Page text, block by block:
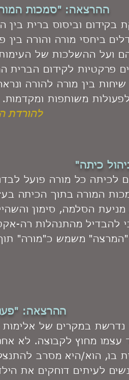
ההרצאה: "סמכות
בקידום וביסוס ברית בין
ביחסי מורה והורה
ועל ההשלכות של
פרקטיות לקידום הברית
שיחות בין מורה להורה
לפעולות משותפות ומקדמות.
להורדת
כיתה"
לכיתה כל מורה פועל
המורה בתוך הכיתה
הסלמה, סימון
להבדיל מהתנהלות רה-
"המרצה" משמש כ"מורה"
ההרצאה:
נדרשת במקרים של אלימות
עצמו מחוץ לקבוצה. לא
בו, הוא/היא מסרב
לעיתים דוחקים את